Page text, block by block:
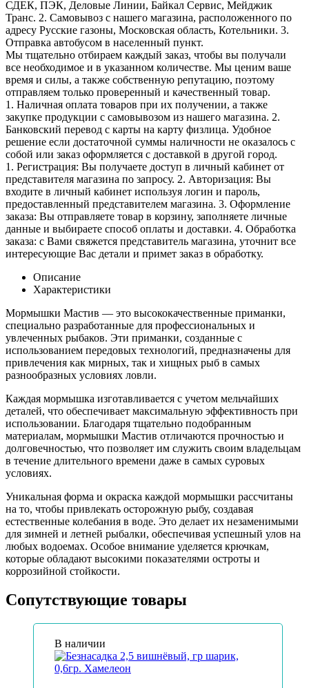
СДЕК, ПЭК, Деловые Линии, Байкал Сервис, Мейджик
Транс. 2. Самовывоз с нашего магазина, расположенного по
адресу Русские газоны, Московская область, Котельники. 3.
Отправка автобусом в населенный пункт.
Мы тщательно отбираем каждый заказ, чтобы вы получали
все необходимое и в указанном количестве. Мы ценим ваше
время и силы, а также собственную репутацию, поэтому
отправляем только проверенный и качественный товар.
1. Наличная оплата товаров при их получении, а также
закупке продукции с самовывозом из нашего магазина. 2.
Банковский перевод с карты на карту физлица. Удобное
решение если достаточной суммы наличности не оказалось с
собой или заказ оформляется с доставкой в другой город.
1. Регистрация: Вы получаете доступ в личный кабинет от
представителя магазина по запросу. 2. Авторизация: Вы
входите в личный кабинет используя логин и пароль,
предоставленный представителем магазина. 3. Оформление
заказа: Вы отправляете товар в корзину, заполняете личные
данные и выбираете способ оплаты и доставки. 4. Обработка
заказа: с Вами свяжется представитель магазина, уточнит все
интересующие Вас детали и примет заказ в обработку.
Описание
Характеристики
Мормышки Мастив — это высококачественные приманки,
специально разработанные для профессиональных и
увлеченных рыбаков. Эти приманки, созданные с
использованием передовых технологий, предназначены для
привлечения как мирных, так и хищных рыб в самых
разнообразных условиях ловли.
Каждая мормышка изготавливается с учетом мельчайших
деталей, что обеспечивает максимальную эффективность при
использовании. Благодаря тщательно подобранным
материалам, мормышки Мастив отличаются прочностью и
долговечностью, что позволяет им служить своим владельцам
в течение длительного времени даже в самых суровых
условиях.
Уникальная форма и окраска каждой мормышки рассчитаны
на то, чтобы привлекать осторожную рыбу, создавая
естественные колебания в воде. Это делает их незаменимыми
для зимней и летней рыбалки, обеспечивая успешный улов на
любых водоемах. Особое внимание уделяется крючкам,
которые обладают высокими показателями остроты и
коррозийной стойкости.
Сопутствующие товары
В наличии